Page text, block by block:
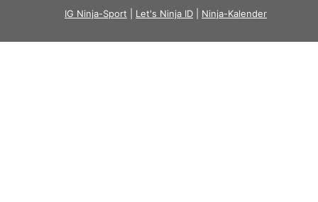
IG Ninja-Sport Let's Ninja ID Ninja-Kalender